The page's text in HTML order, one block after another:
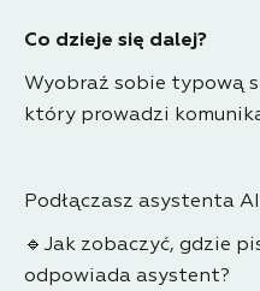
Co dzieje się dalej?
Wyobraź sobie typową
który prowadzi
Podłączasz asystenta
🔹Jak zobaczyć, gdzie
odpowiada asystent?